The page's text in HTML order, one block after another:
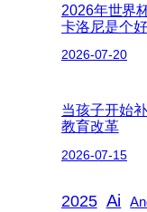
2026年世界
卡洛尼是个
2026-07-20
当孩子开始
教育改革
2026-07-15
2025 Ai